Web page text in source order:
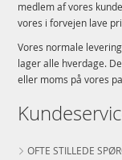
medlem af vores
vores i forvejen lave
Vores normale
lager alle hverdage.
eller moms på vores
OFTE STILLEDE